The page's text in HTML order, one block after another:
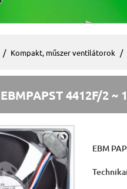
Kompakt, műszer ventilátorok
EBMPAPST 4412F/2
EBM